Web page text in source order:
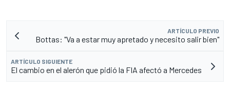
ARTÍCULO PREVIO
Bottas: "Va a estar muy apretado y necesito salir bien"
ARTÍCULO SIGUIENTE
El cambio en el alerón que pidió la FIA afectó a Mercedes